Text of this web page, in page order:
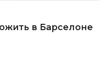
в Барселоне